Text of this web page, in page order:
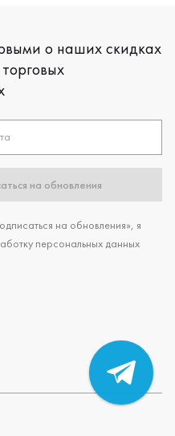
о наших скидках
на обновления
на обновления», я
персональных данных